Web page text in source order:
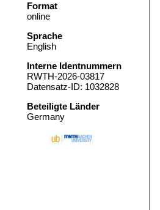
Format
online
Sprache
English
Interne Identnummern
RWTH-2026-03817
Datensatz-ID: 1032828
Beteiligte Länder
Germany